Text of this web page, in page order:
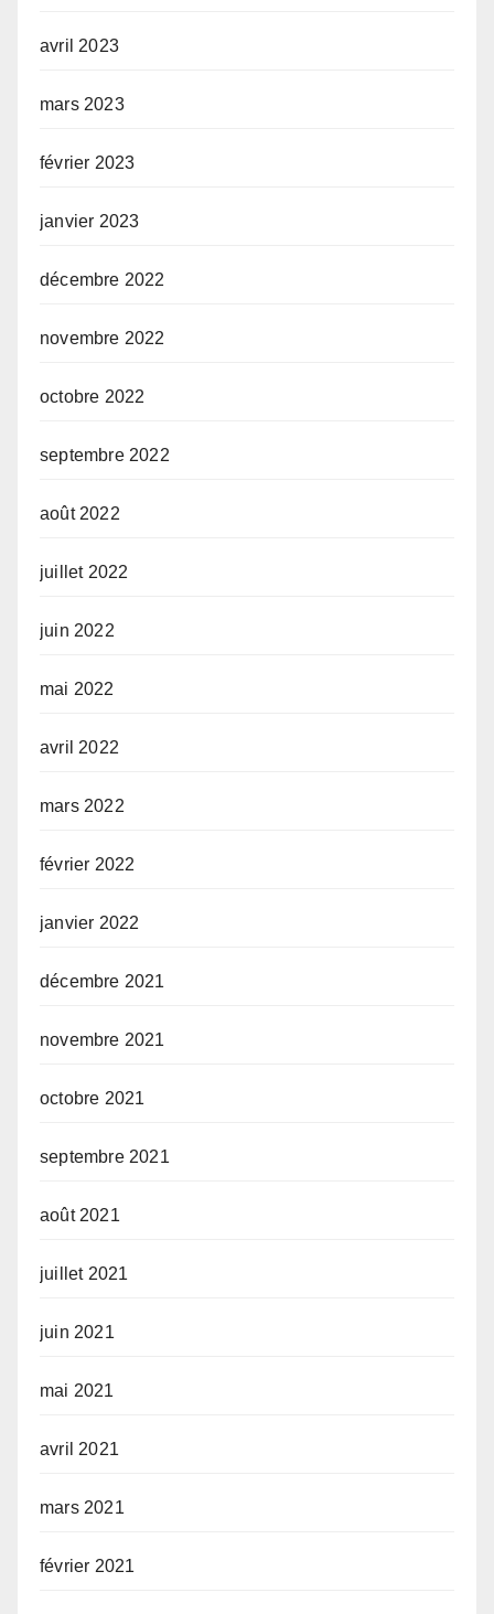
avril 2023
mars 2023
février 2023
janvier 2023
décembre 2022
novembre 2022
octobre 2022
septembre 2022
août 2022
juillet 2022
juin 2022
mai 2022
avril 2022
mars 2022
février 2022
janvier 2022
décembre 2021
novembre 2021
octobre 2021
septembre 2021
août 2021
juillet 2021
juin 2021
mai 2021
avril 2021
mars 2021
février 2021